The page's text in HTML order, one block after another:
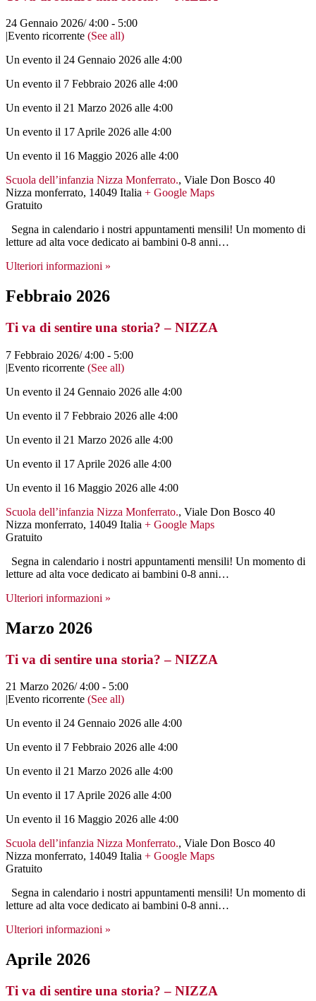
24 Gennaio 2026/ 4:00 - 5:00
|Evento ricorrente (See all)
Un evento il 24 Gennaio 2026 alle 4:00
Un evento il 7 Febbraio 2026 alle 4:00
Un evento il 21 Marzo 2026 alle 4:00
Un evento il 17 Aprile 2026 alle 4:00
Un evento il 16 Maggio 2026 alle 4:00
Scuola dell’infanzia Nizza Monferrato., Viale Don Bosco 40
Nizza monferrato, 14049 Italia + Google Maps
Gratuito
Segna in calendario i nostri appuntamenti mensili! Un momento di
letture ad alta voce dedicato ai bambini 0-8 anni…
Ulteriori informazioni »
Febbraio 2026
Ti va di sentire una storia? – NIZZA
7 Febbraio 2026/ 4:00 - 5:00
|Evento ricorrente (See all)
Un evento il 24 Gennaio 2026 alle 4:00
Un evento il 7 Febbraio 2026 alle 4:00
Un evento il 21 Marzo 2026 alle 4:00
Un evento il 17 Aprile 2026 alle 4:00
Un evento il 16 Maggio 2026 alle 4:00
Scuola dell’infanzia Nizza Monferrato., Viale Don Bosco 40
Nizza monferrato, 14049 Italia + Google Maps
Gratuito
Segna in calendario i nostri appuntamenti mensili! Un momento di
letture ad alta voce dedicato ai bambini 0-8 anni…
Ulteriori informazioni »
Marzo 2026
Ti va di sentire una storia? – NIZZA
21 Marzo 2026/ 4:00 - 5:00
|Evento ricorrente (See all)
Un evento il 24 Gennaio 2026 alle 4:00
Un evento il 7 Febbraio 2026 alle 4:00
Un evento il 21 Marzo 2026 alle 4:00
Un evento il 17 Aprile 2026 alle 4:00
Un evento il 16 Maggio 2026 alle 4:00
Scuola dell’infanzia Nizza Monferrato., Viale Don Bosco 40
Nizza monferrato, 14049 Italia + Google Maps
Gratuito
Segna in calendario i nostri appuntamenti mensili! Un momento di
letture ad alta voce dedicato ai bambini 0-8 anni…
Ulteriori informazioni »
Aprile 2026
Ti va di sentire una storia? – NIZZA